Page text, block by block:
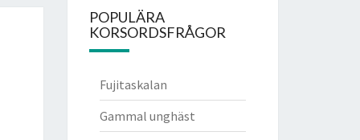
POPULÄRA
KORSORDSFRÅGOR
Fujitaskalan
Gammal unghäst